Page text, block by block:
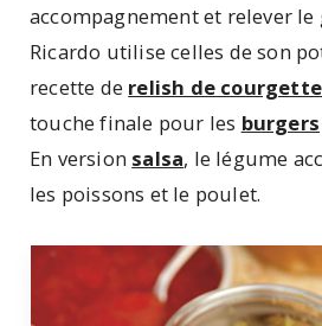
accompagnement et relever le
Ricardo utilise celles de son
recette de relish de
touche finale pour les burgers
En version salsa, le légume
les poissons et le poulet.